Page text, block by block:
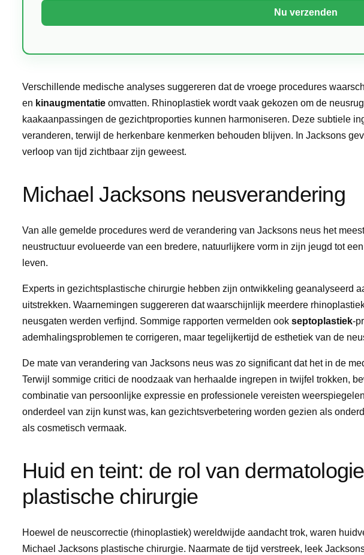
Verschillende medische analyses suggereren dat de vroege procedures
en kinaugmentatie omvatten. Rhinoplastiek wordt vaak gekozen om de
kaakaanpassingen de gezichtproporties kunnen harmoniseren. Deze subtiele
veranderen, terwijl de herkenbare kenmerken behouden blijven. In Jacksons
verloop van tijd zichtbaar zijn geweest.
Michael Jacksons neusverandering
Van alle gemelde procedures werd de verandering van Jacksons neus het
neustructuur evolueerde van een bredere, natuurlijkere vorm in zijn jeugd tot
leven.
Experts in gezichtsplastische chirurgie hebben zijn ontwikkeling geanalyseerd
uitstrekken. Waarnemingen suggereren dat waarschijnlijk meerdere
neusgaten werden verfijnd. Sommige rapporten vermelden ook septoplastiek-
ademhalingsproblemen te corrigeren, maar tegelijkertijd de esthetiek van de
De mate van verandering van Jacksons neus was zo significant dat het in de
Terwijl sommige critici de noodzaak van herhaalde ingrepen in twijfel trokken,
combinatie van persoonlijke expressie en professionele vereisten
onderdeel van zijn kunst was, kan gezichtsverbetering worden gezien als
als cosmetisch vermaak.
Huid en teint: de rol van
plastische chirurgie
Hoewel de neuscorrectie (rhinoplastiek) wereldwijde aandacht trok, waren
Michael Jacksons plastische chirurgie. Naarmate de tijd verstreek, leek